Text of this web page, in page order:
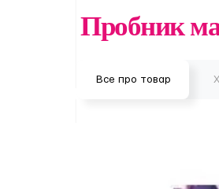
Пробник
Все про товар